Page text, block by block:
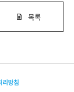
목록
리방침